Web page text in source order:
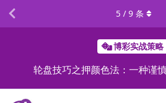
博彩实战策略
轮盘技巧之押颜色法：一种谨
5 / 9 条